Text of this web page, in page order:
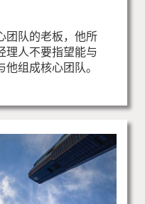
团队的老板，他所
理人不要指望能与
组成核心团队。